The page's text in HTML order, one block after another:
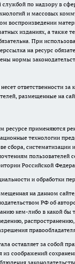
по надзору в
и массовых
воспроизведении
изданиях, а также
При
на ресурс
нормы
ответственности
размещенные на
ресурсе применяются
технологии
сбора, систематизации
пользователей
Российской
и обработки
на данном
РФ об
кем-либо в какой бы
оставляет за собой
соображений